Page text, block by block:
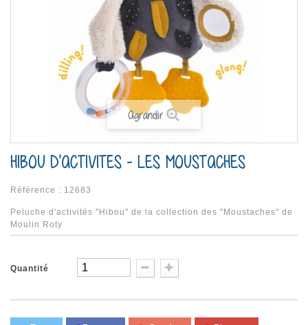
Agrandir
HIBOU D'ACTIVITES - LES MOUSTACHES
Référence : 12683
Peluche d'activités "Hibou" de la collection des "Moustaches" de
Moulin Roty
Quantité